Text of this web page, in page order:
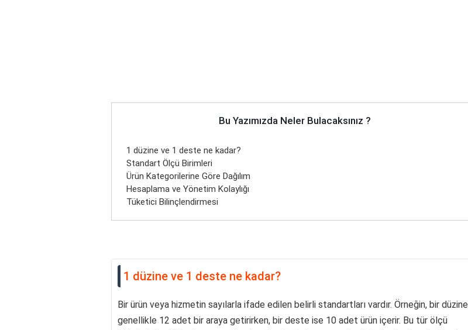
Bu Yazımızda Neler Bulacaksınız ?
1 düzine ve 1 deste ne kadar?
Standart Ölçü Birimleri
Ürün Kategorilerine Göre Dağılım
Hesaplama ve Yönetim Kolaylığı
Tüketici Bilinçlendirmesi
1 düzine ve 1 deste ne kadar?
Bir ürün veya hizmetin sayılarla ifade edilen belirli standartları vardır. Örneğin, bir düzine
genellikle 12 adet bir araya getirirken, bir deste ise 10 adet ürün içerir. Bu tür ölçü